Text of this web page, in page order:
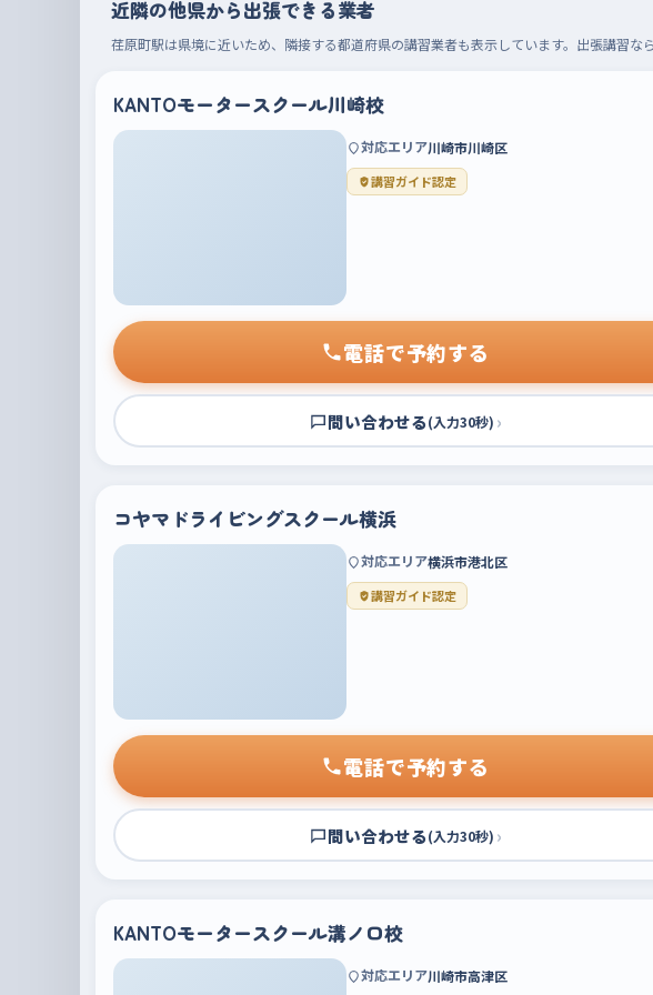
近隣の他県から出張できる業者
荏原町駅は県境に近いため、隣接する都道府県の講習業者も表示しています。出張講習な
KANTOモータースクール川崎校
対応エリア川崎市川崎区
講習ガイド認定
電話で予約する
問い合わせる(入力30秒) ›
コヤマドライビングスクール横浜
対応エリア横浜市港北区
講習ガイド認定
電話で予約する
問い合わせる(入力30秒) ›
KANTOモータースクール溝ノ口校
対応エリア川崎市高津区